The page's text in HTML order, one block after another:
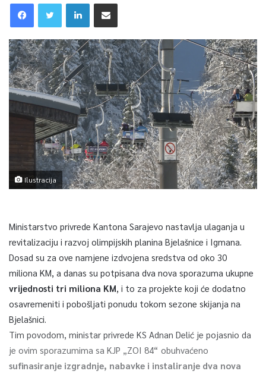
Ilustracija
Ministarstvo privrede Kantona Sarajevo nastavlja ulaganja u
revitalizaciju i razvoj olimpijskih planina Bjelašnice i Igmana.
Dosad su za ove namjene izdvojena sredstva od oko 30
miliona KM, a danas su potpisana dva nova sporazuma ukupne
vrijednosti tri miliona KM , i to za projekte koji će dodatno
osavremeniti i pobošljati ponudu tokom sezone skijanja na
Bjelašnici.
Tim povodom, ministar privrede KS Adnan Delić je pojasnio da
je ovim sporazumima sa KJP „ZOI 84“ obuhvaćeno
sufinasiranje izgradnje, nabavke i instaliranje dva nova